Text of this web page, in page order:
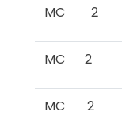
MC 2
MC 2
MC 2